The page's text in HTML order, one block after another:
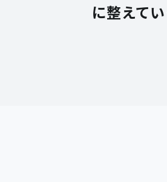
に整えて